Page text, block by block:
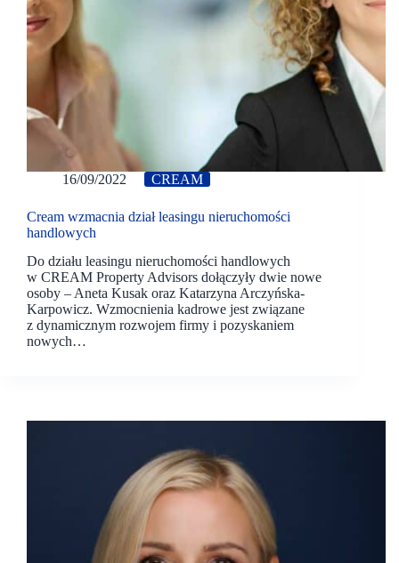
16/09/2022 CREAM
Cream wzmacnia dział leasingu nieruchomości
handlowych
Do działu leasingu nieruchomości handlowych
w CREAM Property Advisors dołączyły dwie nowe
osoby – Aneta Kusak oraz Katarzyna Arczyńska-
Karpowicz. Wzmocnienia kadrowe jest związane
z dynamicznym rozwojem firmy i pozyskaniem
nowych…